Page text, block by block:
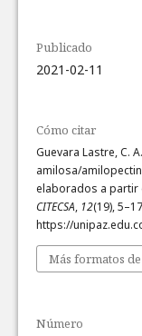
Publicado
2021-02-11
Cómo citar
Guevara Lastre, C.
amilosa/
elaborados a partir
CITECSA, 12(19),
https://
Más formatos
Número